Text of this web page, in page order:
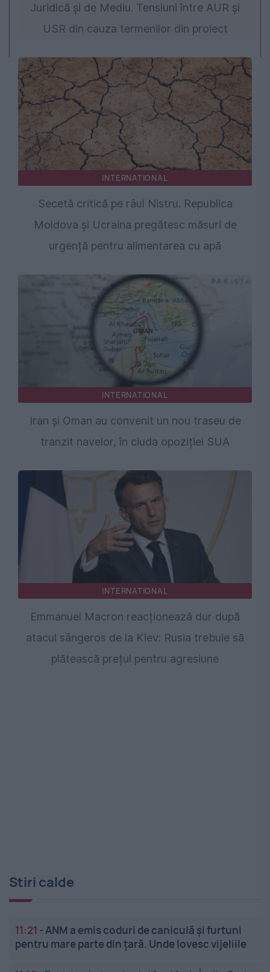
Juridică și de Mediu. Tensiuni între AUR și
USR din cauza termenilor din proiect
INTERNATIONAL
Secetă critică pe râul Nistru. Republica
Moldova și Ucraina pregătesc măsuri de
urgență pentru alimentarea cu apă
INTERNATIONAL
Iran și Oman au convenit un nou traseu de
tranzit navelor, în ciuda opoziției SUA
INTERNATIONAL
Emmanuel Macron reacționează dur după
atacul sângeros de la Kiev: Rusia trebuie să
plătească prețul pentru agresiune
Stiri calde
11:21 -ANM a emis coduri de caniculă și furtuni
pentru mare parte din țară. Unde lovesc vijeliile